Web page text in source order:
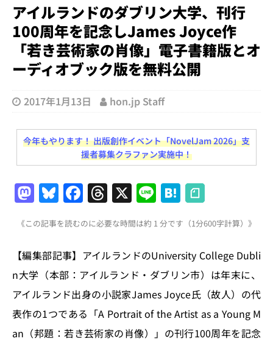
アイルランドのダブリン大学、刊行
100周年を記念しJames Joyce作
「若き芸術家の肖像」電子書籍版とオ
ーディオブック版を無料公開
2017年1月13日 hon.jp Staff
今年もやります！ 出版創作イベント「NovelJam 2026」支
援者募集クラファン実施中！
M
a
st
o
d
o
n
Bl
u
e
s
k
y
F
a
c
e
b
o
o
k
T
h
re
a
d
s
X Li
n
e
H
at
e
n
a
《この記事を読むのに必要な時間は約 1 分です（1分600字計算）》
【編集部記事】アイルランドのUniversity College Dubli
n大学（本部：アイルランド・ダブリン市）は年末に、
アイルランド出身の小説家James Joyce氏（故人）の代
表作の1つである「A Portrait of the Artist as a Young M
an（邦題：若き芸術家の肖像）」の刊行100周年を記念